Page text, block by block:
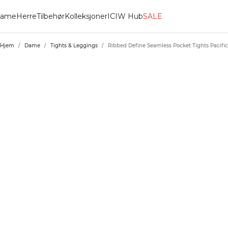
HerreTilbehørKolleksjonerICIW HubSALE
Hjem / Dame / Tights & Leggings / Ribbed Define Seamless Pocket Tights